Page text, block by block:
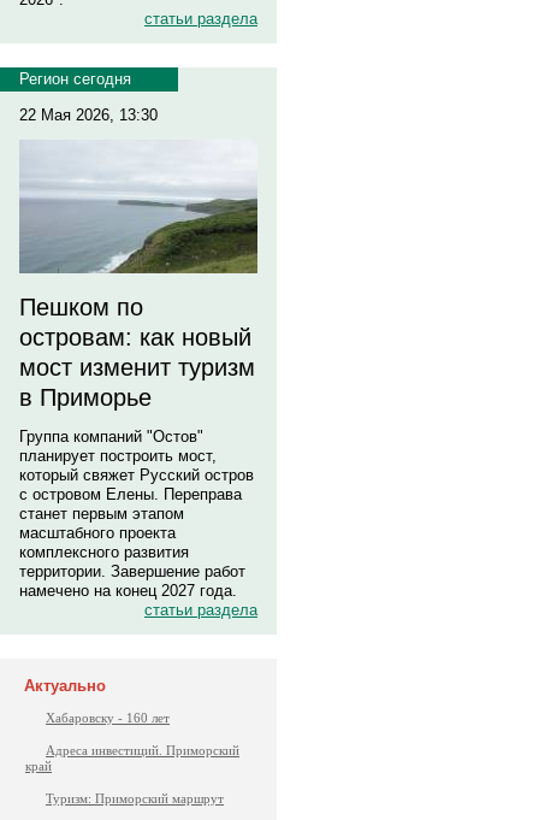
статьи раздела
Регион сегодня
22 Мая 2026, 13:30
Пешком по
островам: как новый
мост изменит туризм
в Приморье
Группа компаний "Остов"
планирует построить мост,
который свяжет Русский остров
с островом Елены. Переправа
станет первым этапом
масштабного проекта
комплексного развития
территории. Завершение работ
намечено на конец 2027 года.
статьи раздела
Актуально
Хабаровску - 160 лет
Адреса инвестиций. Приморский
край
Туризм: Приморский маршрут